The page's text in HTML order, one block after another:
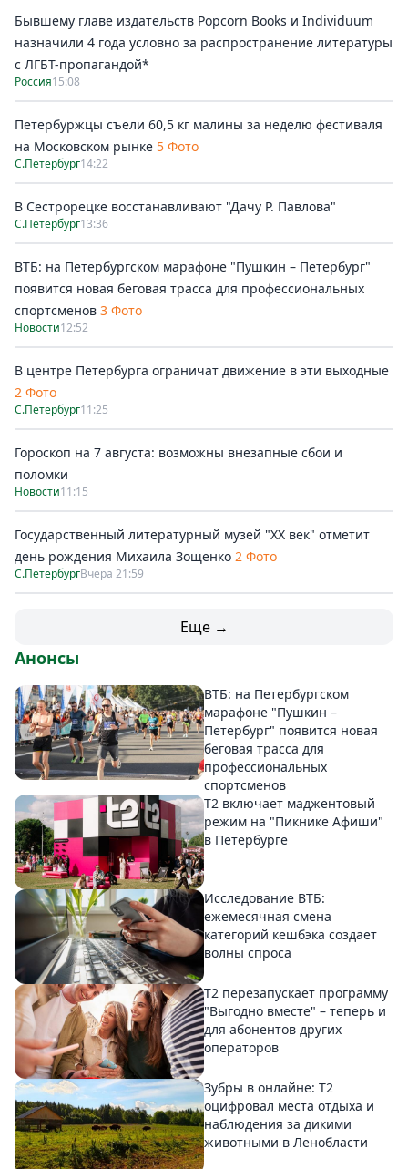
Бывшему главе издательств Popcorn Books и Individuum
назначили 4 года условно за распространение литературы
с ЛГБТ-пропагандой*
Россия15:08
Петербуржцы съели 60,5 кг малины за неделю фестиваля
на Московском рынке 5 Фото
С.Петербург14:22
В Сестрорецке восстанавливают "Дачу Р. Павлова"
С.Петербург13:36
ВТБ: на Петербургском марафоне "Пушкин – Петербург"
появится новая беговая трасса для профессиональных
спортсменов 3 Фото
Новости12:52
В центре Петербурга ограничат движение в эти выходные
2 Фото
С.Петербург11:25
Гороскоп на 7 августа: возможны внезапные сбои и
поломки
Новости11:15
Государственный литературный музей "ХХ век" отметит
день рождения Михаила Зощенко 2 Фото
С.ПетербургВчера 21:59
Еще →
Анонсы
ВТБ: на Петербургском
марафоне "Пушкин –
Петербург" появится новая
беговая трасса для
профессиональных
спортсменов
Т2 включает маджентовый
режим на "Пикнике Афиши"
в Петербурге
Исследование ВТБ:
ежемесячная смена
категорий кешбэка создает
волны спроса
Т2 перезапускает программу
"Выгодно вместе" – теперь и
для абонентов других
операторов
Зубры в онлайне: Т2
оцифровал места отдыха и
наблюдения за дикими
животными в Ленобласти